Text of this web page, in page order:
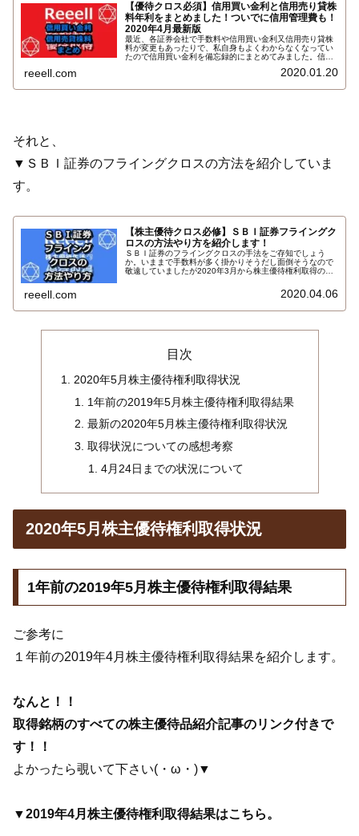
【優待クロス必須】信用買い金利と信用売り貸株
料年利をまとめました！ついでに信用管理費も！
2020年4月最新版
最近、各証券会社で手数料や信用買い金利又信用売り貸株
料が変更もあったりで、私自身もよくわからなくなってい
たので信用買い金利を備忘録的にまとめてみました。信用
以上）も一覧にまとめました。こちらです…
reeell.com 2020.01.20
それと、
▼ＳＢＩ証券のフライングクロスの方法を紹介していま
す。
【株主優待クロス必修】ＳＢＩ証券フライングク
ロスの方法やり方を紹介します！
ＳＢＩ証券のフライングクロスの手法をご存知でしょう
か。いままで手数料が多く掛かりそうだし面倒そうなので
敬遠していましたが2020年3月から株主優待権利取得のＳ
ロス解消の決済注文もとても簡単だったので手法やり方方
reeell.com 2020.04.06
目次
2020年5月株主優待権利取得状況
1年前の2019年5月株主優待権利取得結果
最新の2020年5月株主優待権利取得状況
取得状況についての感想考察
4月24日までの状況について
2020年5月株主優待権利取得状況
1年前の2019年5月株主優待権利取得結果
ご参考に
１年前の2019年4月株主優待権利取得結果を紹介します。
なんと！！
取得銘柄のすべての株主優待品紹介記事のリンク付きで
す！！
よかったら覗いて下さい(・ω・)▼
▼2019年4月株主優待権利取得結果はこちら。